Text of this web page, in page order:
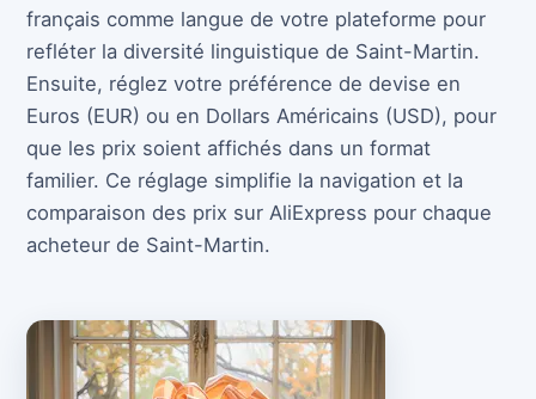
français comme langue de votre plateforme pour
refléter la diversité linguistique de Saint-Martin.
Ensuite, réglez votre préférence de devise en
Euros (EUR) ou en Dollars Américains (USD), pour
que les prix soient affichés dans un format
familier. Ce réglage simplifie la navigation et la
comparaison des prix sur AliExpress pour chaque
acheteur de Saint-Martin.